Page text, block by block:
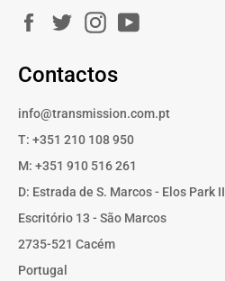
FacebookTwitterInstagram
Contactos
info@transmission.com.pt
T: +351 210 108 950
M: +351 910 516 261
D: Estrada de S. Marcos - Elos Park II
Escritório 13 - São Marcos
2735-521 Cacém
Portugal